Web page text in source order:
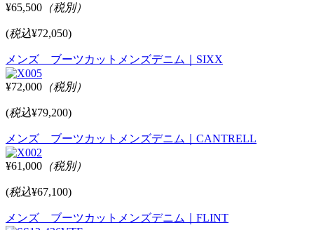
¥65,500 （税別）
(税込¥72,050)
メンズ ブーツカットメンズデニム｜SIXX
¥72,000 （税別）
(税込¥79,200)
メンズ ブーツカットメンズデニム｜CANTRELL
¥61,000 （税別）
(税込¥67,100)
メンズ ブーツカットメンズデニム｜FLINT